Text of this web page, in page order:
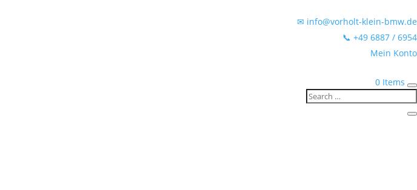
✉ info@vorholt-klein-bmw.de
📞 +49 6887 / 6954
Mein Konto
0 Items